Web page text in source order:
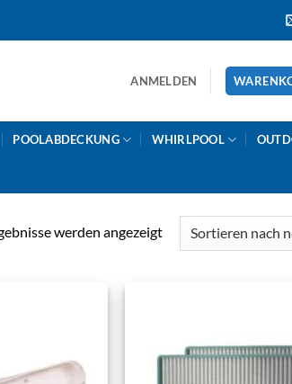
ANMELDEN
POOLABDECKUNG WHIRLPOOL
werden angezeigtNach
Aktualität